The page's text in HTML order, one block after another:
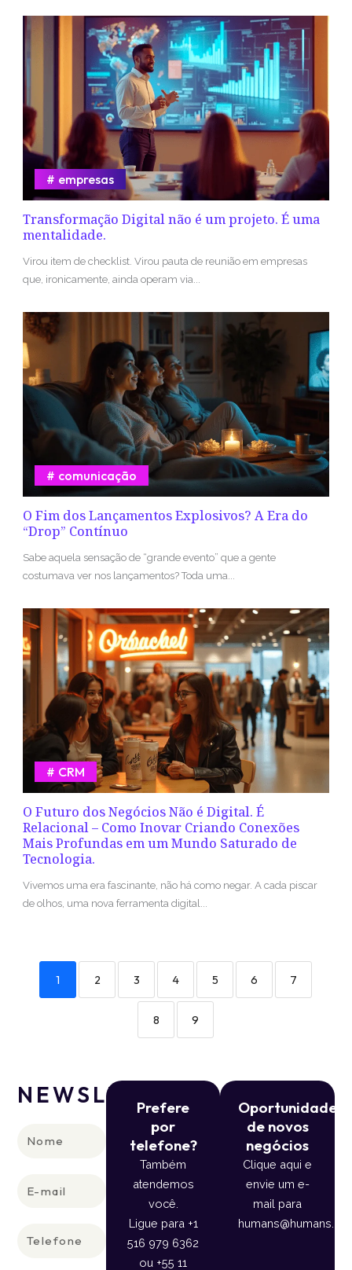
Transformação Digital não é um projeto. É uma
mentalidade.
empresas
Virou item de checklist. Virou pauta de reunião em empresas
que, ironicamente, ainda operam via...
O Fim dos Lançamentos Explosivos? A Era do
“Drop” Contínuo
comunicação
Sabe aquela sensação de “grande evento” que a gente
costumava ver nos lançamentos? Toda uma...
O Futuro dos Negócios Não é Digital. É
Relacional – Como Inovar Criando Conexões
Mais Profundas em um Mundo Saturado de
Tecnologia.
CRM
Vivemos uma era fascinante, não há como negar. A cada piscar
de olhos, uma nova ferramenta digital...
1 2 3 4 5 6 7
8 9
NEWSLETTER
Prefere
por
telefone?
Também
atendemos
você.
Ligue para +1
516 979 6362
ou +55 11
Oportunidade
de novos
negócios
Clique aqui e
envie um e-
mail para